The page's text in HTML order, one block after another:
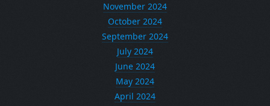
November 2024
October 2024
September 2024
July 2024
June 2024
May 2024
April 2024